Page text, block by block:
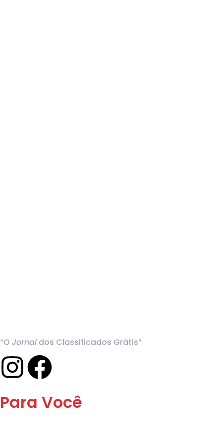
“O Jornal dos Classificados Grátis”
Para Você